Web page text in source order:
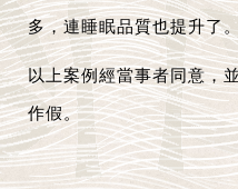
多，連睡眠品質也提升了。
以上案例經當事者同意，
作假。